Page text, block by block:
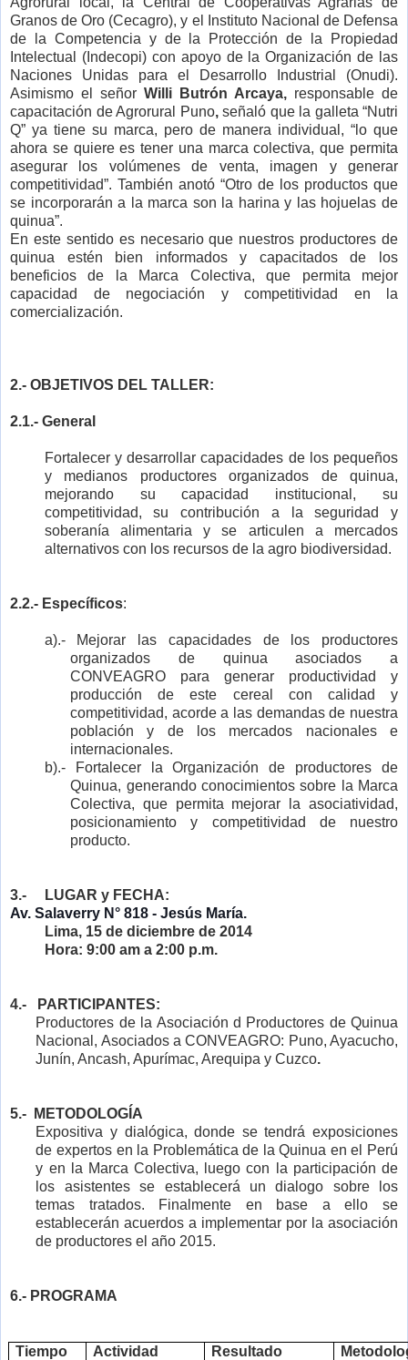
Granos de Oro (Cecagro), y el Instituto Nacional de Defensa
de la Competencia y de la Protección de la Propiedad
Intelectual (Indecopi) con apoyo de la Organización de las
Naciones Unidas para el Desarrollo Industrial (Onudi).
Asimismo el señor Willi Butrón Arcaya, responsable de
capacitación de Agrorural Puno,señaló que la galleta “Nutri
Q” ya tiene su marca, pero de manera individual, “lo que
ahora se quiere es tener una marca colectiva, que permita
asegurar los volúmenes de venta, imagen y generar
competitividad”. También anotó “Otro de los productos que
se incorporarán a la marca son la harina y las hojuelas de
quinua”.
En este sentido es necesario que nuestros productores de
quinua estén bien informados y capacitados de los
beneficios de la Marca Colectiva, que permita mejor
capacidad de negociación y competitividad en la
comercialización.
2.- OBJETIVOS DEL TALLER:
2.1.- General
Fortalecer y desarrollar capacidades de los pequeños
y medianos productores organizados de quinua,
mejorando su capacidad institucional, su
competitividad, su contribución a la seguridad y
soberanía alimentaria y se articulen a mercados
alternativos con los recursos de la agro biodiversidad.
2.2.- Específicos:
a).- Mejorar las capacidades de los productores
organizados de quinua asociados a
CONVEAGRO para generar productividad y
producción de este cereal con calidad y
competitividad, acorde a las demandas de nuestra
población y de los mercados nacionales e
internacionales.
b).- Fortalecer la Organización de productores de
Quinua, generando conocimientos sobre la Marca
Colectiva, que permita mejorar la asociatividad,
posicionamiento y competitividad de nuestro
producto.
3.- LUGAR y FECHA:
Av. Salaverry N° 818 - Jesús María.
Lima, 15 de diciembre de 2014
Hora: 9:00 am a 2:00 p.m.
4.- PARTICIPANTES:
Productores de la Asociación d Productores de Quinua
Nacional, Asociados a CONVEAGRO: Puno, Ayacucho,
Junín, Ancash, Apurímac, Arequipa y Cuzco.
5.- METODOLOGÍA
Expositiva y dialógica, donde se tendrá exposiciones
de expertos en la Problemática de la Quinua en el Perú
y en la Marca Colectiva, luego con la participación de
los asistentes se establecerá un dialogo sobre los
temas tratados. Finalmente en base a ello se
establecerán acuerdos a implementar por la asociación
de productores el año 2015.
6.- PROGRAMA
Tiempo Actividad Resultado